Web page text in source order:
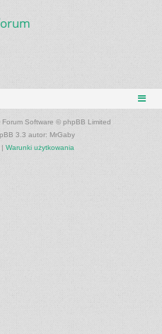
Forum Software © phpBB Limited
3.3 autor: MrGaby
Warunki użytkowania